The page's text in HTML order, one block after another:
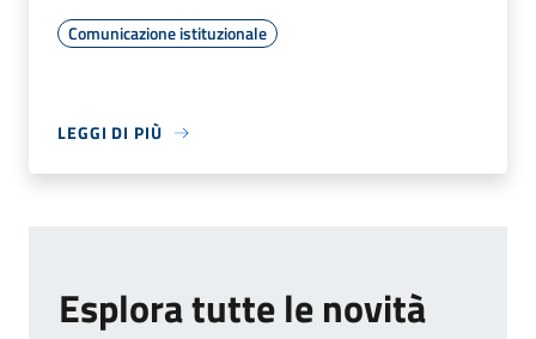
Comunicazione istituzionale
LEGGI DI PIÙ
Esplora tutte le novità